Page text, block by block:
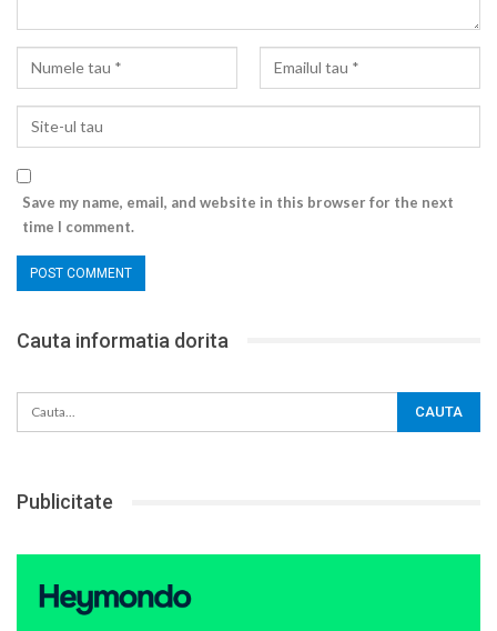
Save my name, email, and website in this browser for the next
time I comment.
Cauta informatia dorita
Publicitate